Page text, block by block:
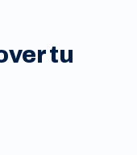
tu